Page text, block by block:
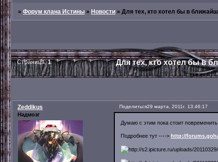
»Форум клана Истины »Новости »Для тех, кто хотел бы в
Для тех, кто хотел бы в
Страница:1
Поделиться29 марта, 2011г. 13:46:17
Zeddikus
Надмозг
Думаю с этим пока стоит повременить
Подробнее тут ----> http://